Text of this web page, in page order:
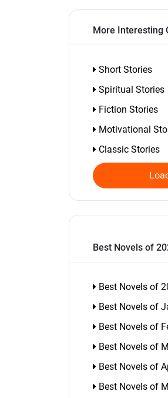
More Interesting
Short Stories
Spiritual Stories
Fiction Stories
Motivational
Classic Stories
Best Novels of
Best Novels of
Best Novels of
Best Novels of
Best Novels of
Best Novels of
Best Novels of